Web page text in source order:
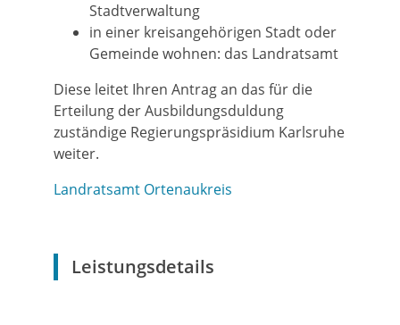
Stadtverwaltung
in einer kreisangehörigen Stadt oder
Gemeinde wohnen: das Landratsamt
Diese leitet Ihren Antrag an das für die
Erteilung der Ausbildungsduldung
zuständige Regierungspräsidium Karlsruhe
weiter.
Landratsamt Ortenaukreis
Leistungsdetails